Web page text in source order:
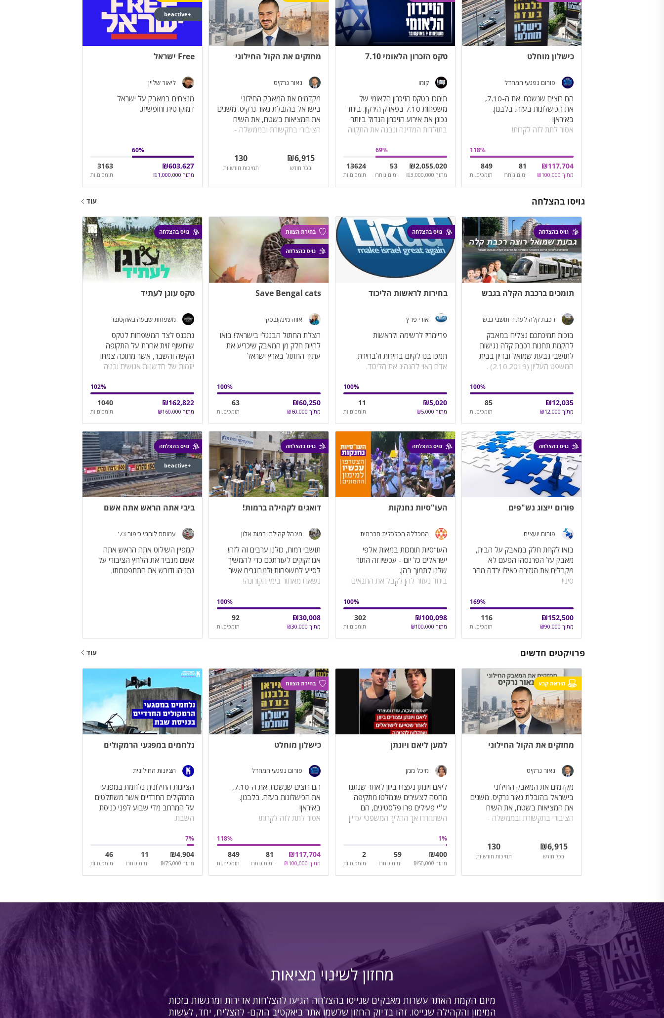
כישלון מוחלט
פורום נפגעי המחדל
את הכישלונות בעזה. בלבנון.
אסור לתת לזה לקרות!
118%
₪117,704
מתוך ₪100,000
81
ימים נותרו
849
תומכים.ות
טקס הזכרון הלאומי 7.10
קומו
תימכו בטקס הזיכרון הלאומי של
משפחות 7.10 בפארק הירקון. ביחד
נכונן את אירוע הזיכרון הגדול ביותר
בתולדות המדינה ונבנה את התקווה
69%
₪2,055,020
מתוך ₪3,000,000
53
ימים נותרו
13624
תומכים.ות
מחזקים את הקול החילוני
נאור נרקיס
מקדמים את המאבק החילוני
בישראל בהובלת נאור נרקיס. משנים
את המציאות בשטח, את השיח
הציבורי בתקשורת ובממשלה -
₪6,915
בכל חודש
130
תמיכות חודשיות
+beactive
Free ישראל
ליאור שליין
מנצחים במאבק על ישראל
דמוקרטית וחופשית.
60%
₪603,627
מתוך ₪1,000,000
3163
תומכים.ות
גויסו בהצלחה עוד
גויס בהצלחה
תומכים ברכבת הקלה בגבש
רכבת קלה לעתיד תושבי גבש
בזכות תמיכתכם נצליח במאבק
להקמת תחנות רכבת קלה נגישות
לתושבי גבעת שמואל ובדיון בבית
המשפט העליון (2.10.2019) .
100%
₪12,035
מתוך ₪12,000
85
תומכים.ות
גויס בהצלחה
בחירות לראשות הליכוד
אורי פרץ
תמכו בנו לקיום בחירות ולבחירת
100%
₪5,020
מתוך ₪5,000
11
תומכים.ות
בחירת הצוות
גויס בהצלחה
Save Bengal cats
אווה מינקובסקי
הצלת החתול הבנגלי בישראל! בואו
להיות חלק מן המאבק שיכריע את
עתיד החתול בארץ ישראל
100%
₪60,250
מתוך ₪60,000
63
תומכים.ות
גויס בהצלחה
טקס עוגן לעתיד
משפחות שבעה באוקטובר
נתכנס לצד המשפחות לטקס
שיחשוף זוית אחרת על התקופה
הקשה והשבר, אשר מתוכה צמחו
יוזמות של חדשנות אנושית ובניה
102%
₪162,822
מתוך ₪160,000
1040
תומכים.ות
גויס בהצלחה
פורום ייצוג נש"פים
פורום יועצים
בואו לקחת חלק במאבק על הבית,
מאבק על הפרנסה! הפעם לא
מקבלים את הגזירה כאילו ירדה מהר
סיני!
169%
₪152,500
מתוך ₪90,000
116
תומכים.ות
גויס בהצלחה
העו"סיות נחנקות
המכללה הכלכלית חברתית
העו"סיות תומכות במאות אלפי
ישראלים כל יום - עכשיו זה התור
ביחד נעזור להן לקבל את התנאים
100%
₪100,098
מתוך ₪100,000
302
תומכים.ות
גויס בהצלחה
דואגים לקהילה ברמות!
מינהל קהילתי רמות אלון
אנו זקוקים לעזרתכם כדי להמשיך
לסייע למשפחות ולמבוגרים אשר
נשארו מאחור בימי הקורונה!
100%
₪30,008
מתוך ₪30,000
92
תומכים.ות
גויס בהצלחה
+beactive
ביבי אתה הראש אתה אשם
עמותת לוחמי כיפור 73'
קמפיין השילוט אתה הראש אתה
אשם מגביר את הלחץ הציבורי על
נתניהו ודורש את התתפטרותו.
פרויקטים חדשים עוד
הוראת קבע
מחזקים את הקול החילוני
נאור נרקיס
מקדמים את המאבק החילוני
בישראל בהובלת נאור נרקיס. משנים
את המציאות בשטח, את השיח
הציבורי בתקשורת ובממשלה -
₪6,915
בכל חודש
130
תמיכות חודשיות
למען ליאם ויונתן
מיכל ממן
ליאם ויונתן נעצרו ביוון לאחר שנתנו
מחסה לצעירים שנמלטו מתקיפה
ע״י פעילים פרו פלסטינים, הם
השתחררו אך ההליך המשפטי עדיין
1%
₪400
מתוך ₪50,000
59
ימים נותרו
2
תומכים.ות
בחירת הצוות
כישלון מוחלט
פורום נפגעי המחדל
את הכישלונות בעזה. בלבנון.
אסור לתת לזה לקרות!
118%
₪117,704
מתוך ₪100,000
81
ימים נותרו
849
תומכים.ות
נלחמים במפגעי הרמקולים
הציונות החילונית
הציונות החילונית נלחמת במפגעי
הרמקולים החרדיים אשר משתלטים
על המרחב מדי שבוע לפני כניסת
השבת.
7%
₪4,904
מתוך ₪75,000
11
ימים נותרו
46
תומכים.ות
מחזון לשינוי מציאות
מיום הקמת האתר עשרות מאבקים שגייסו בהצלחה הגיעו להצלחות אדירות ומרגשות בזכות
המימון והקהילה שגייסו. זהו בדיוק החזון שלשמו אתר ביאקטיב הוקם- להצליח, יחד, לעשות